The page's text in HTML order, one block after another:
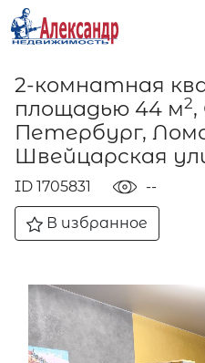
2-комнатная
площадью 44 м2
Петербург,
Швейцарская
ID 1705831 --
В избранное